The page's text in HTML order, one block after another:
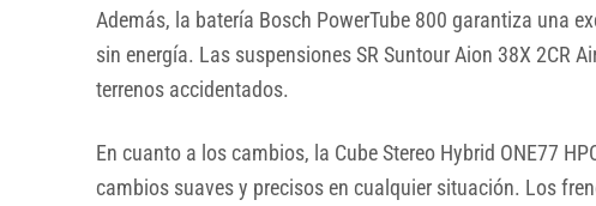
Además, la batería Bosch PowerTube 800 garantiza una
sin energía. Las suspensiones SR Suntour Aion 38X 2CR
terrenos accidentados.
En cuanto a los cambios, la Cube Stereo Hybrid ONE77
cambios suaves y precisos en cualquier situación. Los